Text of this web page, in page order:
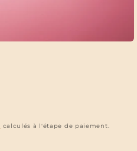
calculés à l'étape de paiement.